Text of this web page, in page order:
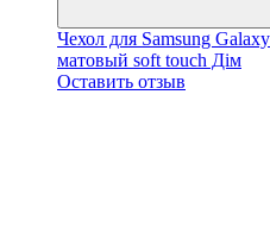
Чехол для Samsung
матовый soft touch Дім
Оставить отзыв